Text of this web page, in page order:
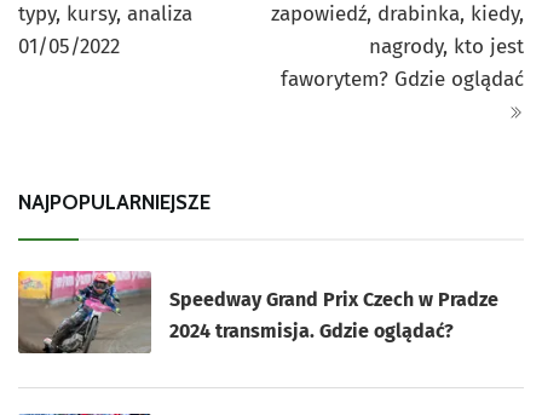
typy, kursy, analiza
01/05/2022
zapowiedź, drabinka, kiedy,
nagrody, kto jest
faworytem? Gdzie oglądać
NAJPOPULARNIEJSZE
Speedway Grand Prix Czech w Pradze
2024 transmisja. Gdzie oglądać?